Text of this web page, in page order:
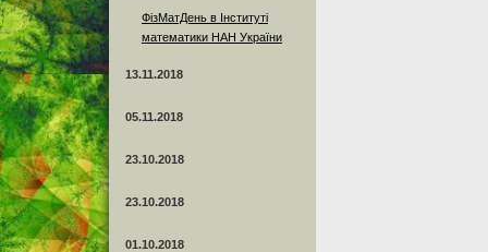
ФізМатДень в Інституті
математики НАН України
13.11.2018
05.11.2018
23.10.2018
23.10.2018
01.10.2018